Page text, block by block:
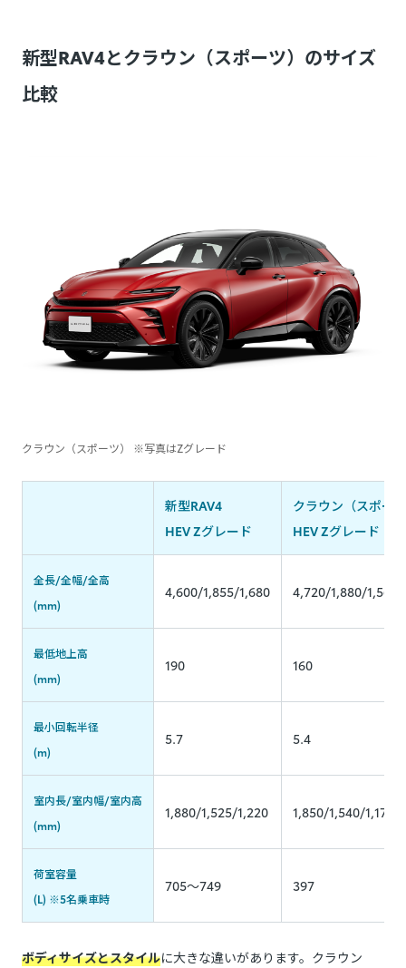
新型RAV4とクラウン（スポーツ）のサイズ
比較
クラウン（スポーツ） ※写真はZグレード
新型RAV4
HEV Zグレード
クラウン（スポー
HEV Zグレード
全長/全幅/全高
(mm)
4,600/1,855/1,680 4,720/1,880/1,565
最低地上高
(mm)
190 160
最小回転半径
(m)
5.7 5.4
室内長/室内幅/室内高
(mm)
1,880/1,525/1,220 1,850/1,540/1,175
荷室容量
(L) ※5名乗車時
705～749 397
ボディサイズとスタイルに大きな違いがあります。クラウン